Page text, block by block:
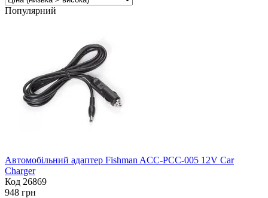
Популярний
Автомобільний адаптер Fishman ACC-PCC-005 12V Car
Charger
Код 26869
948 грн